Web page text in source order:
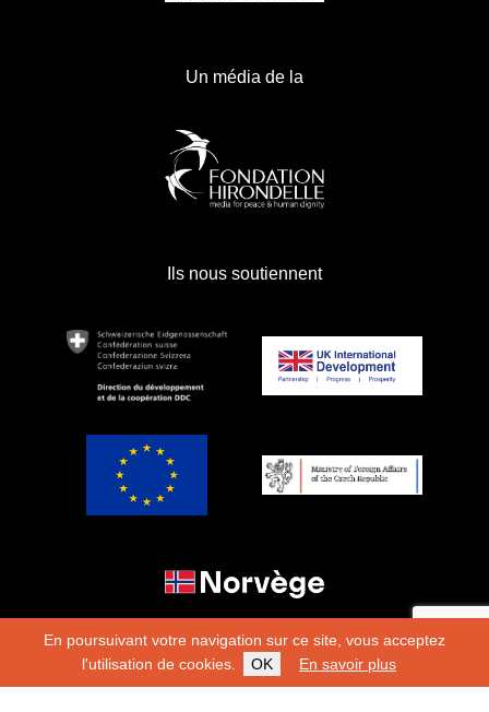
En poursuivant votre navigation sur ce site, vous acceptez
l'utilisation de cookies.
OK En savoir plus
Un média de la
Ils nous soutiennent